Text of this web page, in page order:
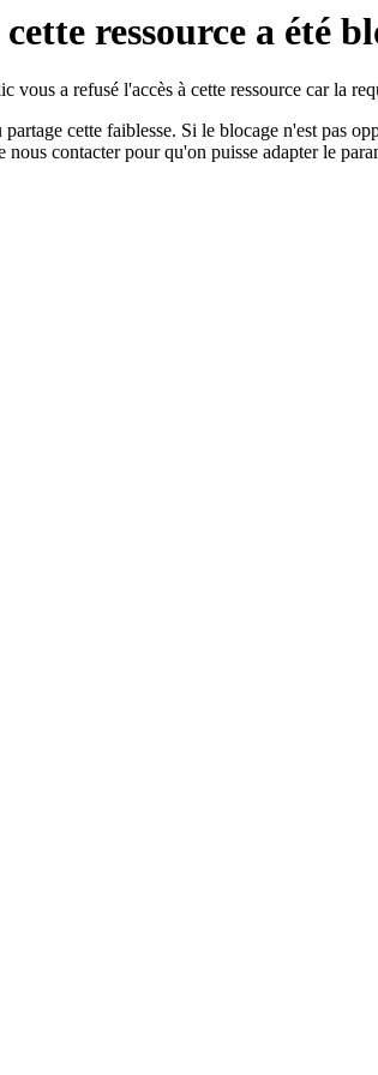
ressource a été
a refusé l'accès à cette ressource car la
cette faiblesse. Si le blocage n'est pas
contacter pour qu'on puisse adapter le